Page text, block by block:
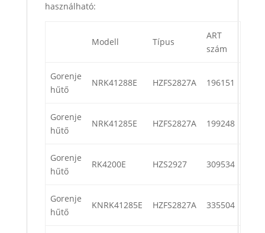
használható:
Modell Típus
ART
szám
Gorenje
hűtő
NRK41288E HZFS2827A 196151
Gorenje
hűtő
NRK41285E HZFS2827A 199248
Gorenje
hűtő
RK4200E HZS2927 309534
Gorenje
hűtő
KNRK41285E HZFS2827A 335504